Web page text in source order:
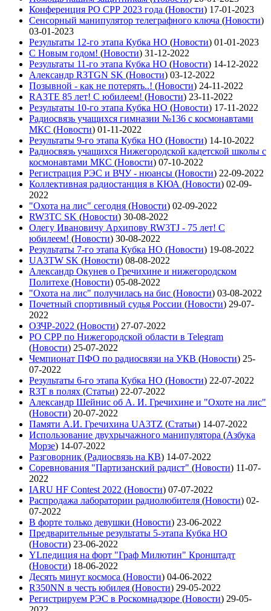
Конференция РО СРР 2023 года (Новости) 17-01-2023
Сенсорный манипулятор телеграфного ключа (Новости)
03-01-2023
Результаты 12-го этапа Кубка НО (Новости) 01-01-2023
С Новым годом! (Новости) 31-12-2022
Результаты 11-го этапа Кубка НО (Новости) 14-12-2022
Александр R3TGN SK (Новости) 03-12-2022
Позывной - как не потерять..! (Новости) 24-11-2022
RA3TE 85 лет! С юбилеем! (Новости) 23-11-2022
Результаты 10-го этапа Кубка НО (Новости) 17-11-2022
Радиосвязь учащихся гимназии №136 с космонавтами
МКС (Новости) 01-11-2022
Результаты 9-го этапа Кубка НО (Новости) 14-10-2022
Радиосвязь учащихся Нижегородской кадетской школы с
космонавтами МКС (Новости) 07-10-2022
Регистрация РЭС и ВЧУ - нюансы (Новости) 22-09-2022
Коллективная радиостанция в КЮА (Новости) 02-09-
2022
"Охота на лис" сегодня (Новости) 02-09-2022
RW3TC SK (Новости) 30-08-2022
Олегу Ивановичу Архипову RW3TJ - 75 лет! С
юбилеем! (Новости) 30-08-2022
Результаты 7-го этапа Кубка НО (Новости) 19-08-2022
UA3TW SK (Новости) 08-08-2022
Александр Окунев о Гречихине и нижегородском
Политехе (Новости) 05-08-2022
"Охота на лис" получилась на бис (Новости) 03-08-2022
Почетный спортивный судья России (Новости) 29-07-
2022
ОЗЧР-2022 (Новости) 27-07-2022
РО СРР по Нижегородской области в Telegram
(Новости) 25-07-2022
Чемпионат ПФО по радиосвязи на УКВ (Новости) 25-
07-2022
Результаты 6-го этапа Кубка НО (Новости) 22-07-2022
R3T в полях (Статьи) 22-07-2022
Александр Шейнис об А. И. Гречихине и "Охоте на лис"
(Новости) 20-07-2022
Памяти А.И. Гречихина UA3TZ (Статьи) 14-07-2022
Использование двухрычажного манипулятора (Азбука
Морзе) 14-07-2022
Разговорник (Радиосвязь на КВ) 14-07-2022
Соревнования "Партизанский радист" (Новости) 11-07-
2022
IARU HF Contest 2022 (Новости) 07-07-2022
Распродажа лаборатории радиолюбителя (Новости) 02-
07-2022
В форте только девушки (Новости) 23-06-2022
Предварительные результаты 5-этапа Кубка НО
(Новости) 23-06-2022
YLпедиция на форт "Граф Милютин" Кронштадт
(Новости) 18-06-2022
Десять минут космоса (Новости) 04-06-2022
R350NN в честь юбилея (Новости) 29-05-2022
Регистрируем РЭС в Роскомнадзоре (Новости) 29-05-